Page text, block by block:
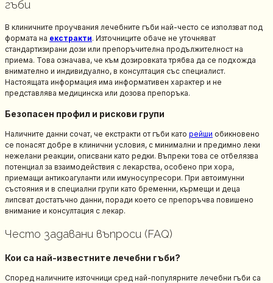
гъби
В клиничните проучвания лечебните гъби най-често се използват под
формата на екстракти. Източниците обаче не уточняват
стандартизирани дози или препоръчителна продължителност на
приема. Това означава, че към дозировката трябва да се подхожда
внимателно и индивидуално, в консултация със специалист.
Настоящата информация има информативен характер и не
представлява медицинска или дозова препоръка.
Безопасен профил и рискови групи
Наличните данни сочат, че екстракти от гъби като рейши обикновено
се понасят добре в клинични условия, с минимални и предимно леки
нежелани реакции, описвани като редки. Въпреки това се отбелязва
потенциал за взаимодействия с лекарства, особено при хора,
приемащи антикоагуланти или имуносупресори. При автоимунни
състояния и в специални групи като бременни, кърмещи и деца
липсват достатъчно данни, поради което се препоръчва повишено
внимание и консултация с лекар.
Често задавани въпроси (FAQ)
Кои са най-известните лечебни гъби?
Според наличните източници сред най-популярните лечебни гъби са